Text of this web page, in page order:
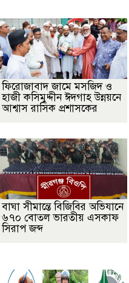
ফিরোজাবাদ জামে মসজিদ ও
হাজী কসিমুদ্দীন ঈদগাহ উন্নয়নে
আশ্বাস রাসিক প্রশাসকের
বাঘা সীমান্তে বিজিবির অভিযানে
৬৭০ বোতল ভারতীয় এসকাফ
সিরাপ জব্দ